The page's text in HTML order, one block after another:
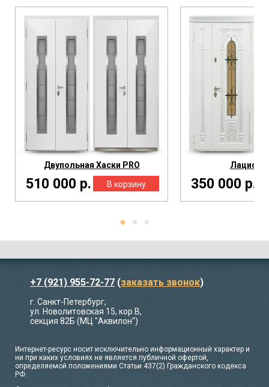
Двупольная Хаски PRO
510 000 р.
Лацио
350 000 р.
+7 (921) 955-72-77 (заказать звонок)
г. Санкт-Петербург,
ул. Новолитовская 15, кор В,
секция 82Б (МЦ "Аквилон")
Интернет-ресурс носит исключительно информационный характер и
ни при каких условиях не является публичной офертой,
определяемой положениями Статьи 437(2) Гражданского кодекса
РФ.